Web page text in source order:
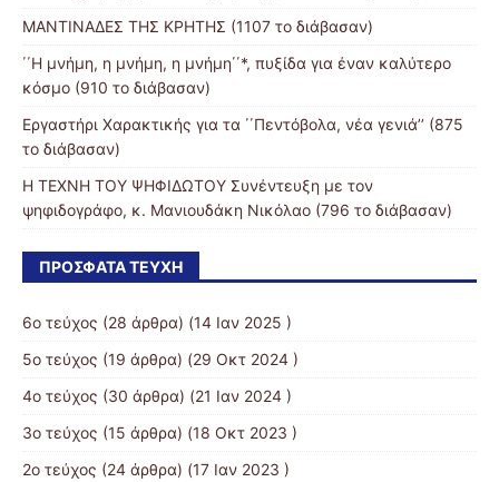
ΜΑΝΤΙΝΑΔΕΣ ΤΗΣ ΚΡΗΤΗΣ (1107 το διάβασαν)
΄΄Η μνήμη, η μνήμη, η μνήμη΄΄*, πυξίδα για έναν καλύτερο
κόσμο (910 το διάβασαν)
Εργαστήρι Χαρακτικής για τα ΄΄Πεντόβολα, νέα γενιά’’ (875
το διάβασαν)
Η ΤΕΧΝΗ ΤΟΥ ΨΗΦΙΔΩΤΟΥ Συνέντευξη με τον
ψηφιδογράφο, κ. Μανιουδάκη Νικόλαο (796 το διάβασαν)
ΠΡΌΣΦΑΤΑ ΤΕΎΧΗ
6ο τεύχος (28 άρθρα) (14 Ιαν 2025 )
5ο τεύχος (19 άρθρα) (29 Οκτ 2024 )
4ο τεύχος (30 άρθρα) (21 Ιαν 2024 )
3o τεύχος (15 άρθρα) (18 Οκτ 2023 )
2o τεύχος (24 άρθρα) (17 Ιαν 2023 )